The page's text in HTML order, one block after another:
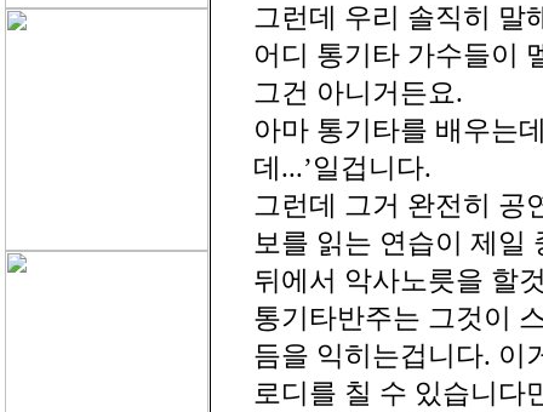
그런데 우리 솔직히 말
어디 통기타 가수들이
그건 아니거든요.
아마 통기타를 배우는
데...’일겁니다.
그런데 그거 완전히 공
보를 읽는 연습이 제일
뒤에서 악사노릇을 할
통기타반주는 그것이
듬을 익히는겁니다. 이
로디를 칠 수 있습니다